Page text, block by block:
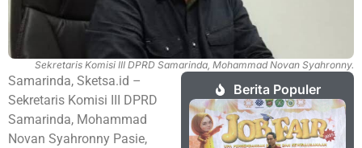
Sekretaris Komisi III DPRD Samarinda, Mohammad Novan Syahronny.
Samarinda, Sketsa.id –
Sekretaris Komisi III DPRD
Samarinda, Mohammad
Novan Syahronny Pasie,
Berita Populer